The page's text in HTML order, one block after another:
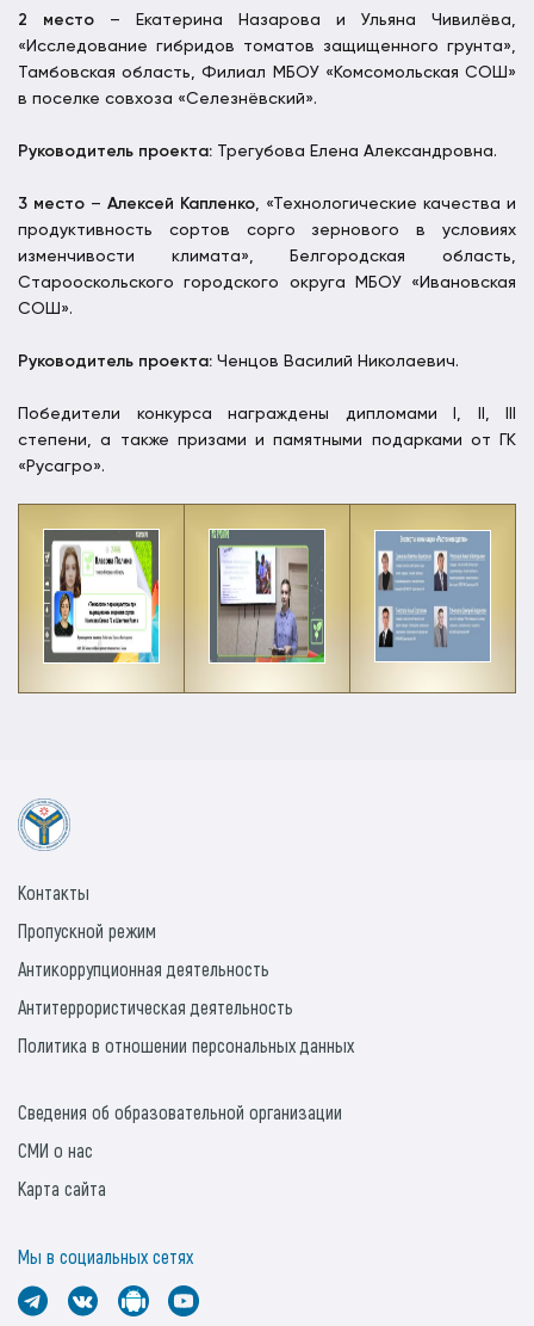
2 место – Екатерина Назарова и Ульяна Чивилёва,
«Исследование гибридов томатов защищенного грунта»,
Тамбовская область, Филиал МБОУ «Комсомольская СОШ»
в поселке совхоза «Селезнёвский».
Руководитель проекта: Трегубова Елена Александровна.
3 место – Алексей Капленко , «Технологические качества и
продуктивность сортов сорго зернового в условиях
изменчивости климата», Белгородская область,
Старооскольского городского округа МБОУ «Ивановская
СОШ».
Руководитель проекта: Ченцов Василий Николаевич.
Победители конкурса награждены дипломами I, II, III
степени, а также призами и памятными подарками от ГК
«Русагро».
Контакты
Пропускной режим
Антикоррупционная деятельность
Антитеррористическая деятельность
Политика в отношении персональных данных
Сведения об образовательной организации
СМИ о нас
Карта сайта
Мы в социальных сетях